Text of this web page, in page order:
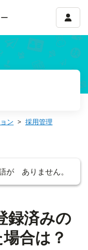
アカ
ン 採用管理
が ありません。
録済みの
合は？